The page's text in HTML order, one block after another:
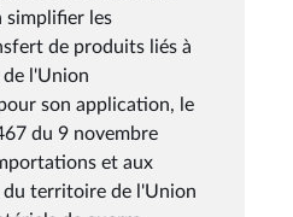
simplifier les
de produits liés à
de l'Union
son application, le
du 9 novembre
et aux
territoire de l'Union